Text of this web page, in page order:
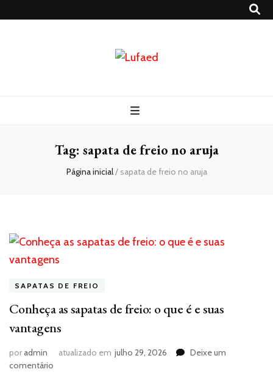
Tag: sapata de freio no aruja
Página inicial/ sapata de freio no aruja
SAPATAS DE FREIO
Conheça as sapatas de freio: o que é e suas
vantagens
poradmin atualizado em julho 29, 2026
Deixe um
comentário